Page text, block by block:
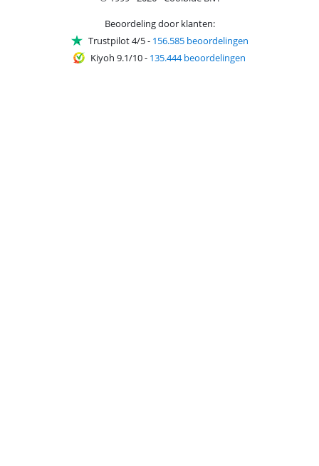
Beoordeling door klanten:
Trustpilot 4/5- 156.585 beoordelingen
Kiyoh 9.1/10- 135.444 beoordelingen